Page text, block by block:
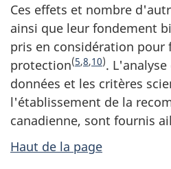
Ces effets et nombre
ainsi que leur fondement
pris en considération pour
protection(5,8,10).
données et les critères
l'établissement de la
canadienne, sont fournis
Haut de la page